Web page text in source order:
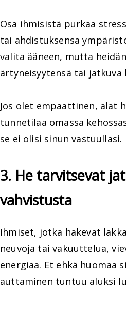
Osa ihmisistä purkaa
tai ahdistuksensa
valita ääneen, mutta
ärtyneisyytensä tai
Jos olet empaattinen, alat
tunnetilaa omassa
se ei olisi sinun vastuullasi.
3. He tarvitsevat
vahvistusta
Ihmiset, jotka hakevat
neuvoja tai vakuuttelua,
energiaa. Et ehkä huomaa
auttaminen tuntuu aluksi